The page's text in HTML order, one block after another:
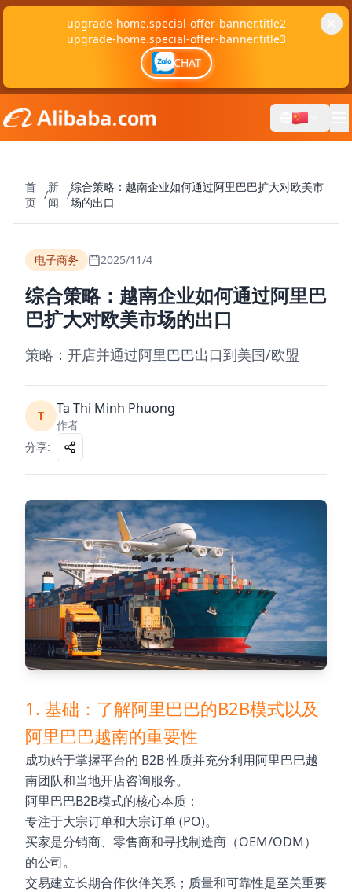
upgrade-home.special-offer-banner.title2
upgrade-home.special-offer-banner.title3
CHAT
首
页
/
新
闻
/
综合策略：越南企业如何通过阿里巴巴扩大对欧美市
场的出口
电子商务 2025/11/4
综合策略：越南企业如何通过阿里巴
巴扩大对欧美市场的出口
策略：开店并通过阿里巴巴出口到美国/欧盟
T Ta Thi Minh Phuong
作者
分享:
1. 基础：了解阿里巴巴的B2B模式以及
阿里巴巴越南的重要性
成功始于掌握平台的 B2B 性质并充分利用阿里巴巴越
南团队和当地开店咨询服务。
阿里巴巴B2B模式的核心本质：
专注于大宗订单和大宗订单 (PO)。
买家是分销商、零售商和寻找制造商（OEM/ODM）
的公司。
交易建立长期合作伙伴关系；质量和可靠性是至关重要